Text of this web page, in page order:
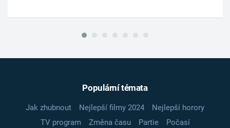
Populární témata
Jak zhubnout Nejlepší filmy 2024
Nejlepší horory
TV program
Změna času Partie
Počasí